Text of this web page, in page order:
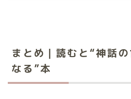
まとめ｜読むと“神話
なる”本